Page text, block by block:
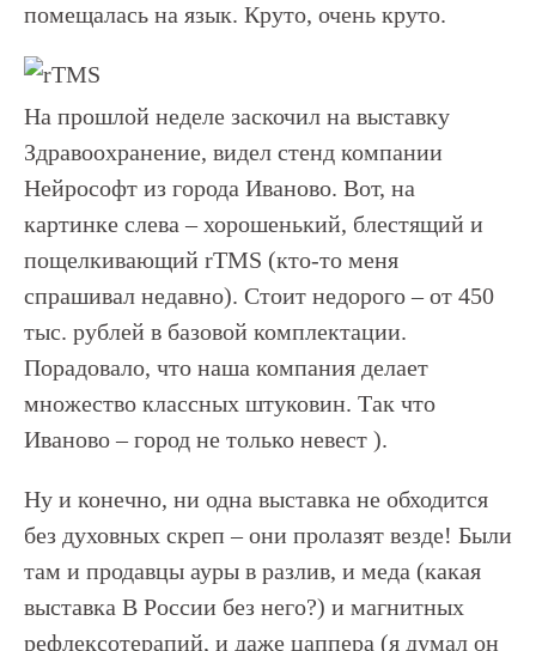
помещалась на язык. Круто, очень круто.
На прошлой неделе заскочил на выставку
Здравоохранение, видел стенд компании
Нейрософт из города Иваново. Вот, на
картинке слева – хорошенький, блестящий и
пощелкивающий rTMS (кто-то меня
спрашивал недавно). Стоит недорого – от 450
тыс. рублей в базовой комплектации.
Порадовало, что наша компания делает
множество классных штуковин. Так что
Иваново – город не только невест ).
Ну и конечно, ни одна выставка не обходится
без духовных скреп – они пролазят везде! Были
там и продавцы ауры в разлив, и меда (какая
выставка В России без него?) и магнитных
рефлексотерапий, и даже цаппера (я думал он